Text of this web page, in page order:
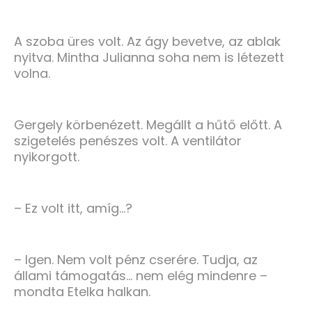
A szoba üres volt. Az ágy bevetve, az ablak
nyitva. Mintha Julianna soha nem is létezett
volna.
Gergely körbenézett. Megállt a hűtő előtt. A
szigetelés penészes volt. A ventilátor
nyikorgott.
– Ez volt itt, amíg…?
– Igen. Nem volt pénz cserére. Tudja, az
állami támogatás… nem elég mindenre –
mondta Etelka halkan.